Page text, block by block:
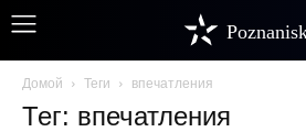
Домой Теги впечатления
Тег: впечатления